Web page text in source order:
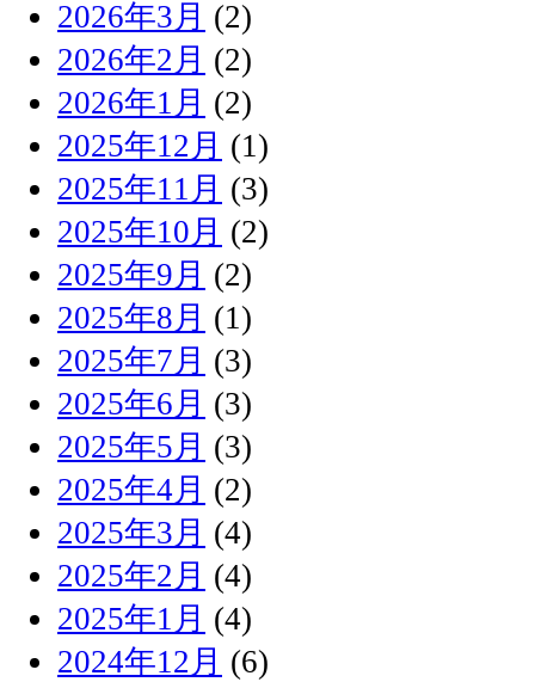
2026年3月 (2)
2026年2月 (2)
2026年1月 (2)
2025年12月 (1)
2025年11月 (3)
2025年10月 (2)
2025年9月 (2)
2025年8月 (1)
2025年7月 (3)
2025年6月 (3)
2025年5月 (3)
2025年4月 (2)
2025年3月 (4)
2025年2月 (4)
2025年1月 (4)
2024年12月 (6)